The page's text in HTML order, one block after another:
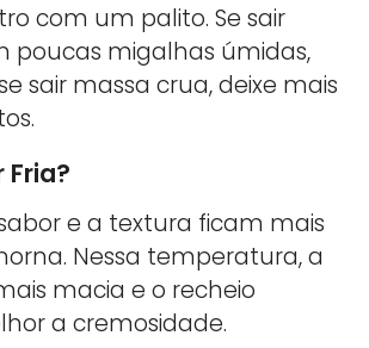
com um palito. Se sair
poucas migalhas úmidas,
sair massa crua, deixe mais
Fria?
e a textura ficam mais
Nessa temperatura, a
macia e o recheio
a cremosidade.